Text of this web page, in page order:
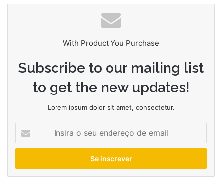
With Product You Purchase
Subscribe to our mailing list
to get the new updates!
Lorem ipsum dolor sit amet, consectetur.
seu
de
email